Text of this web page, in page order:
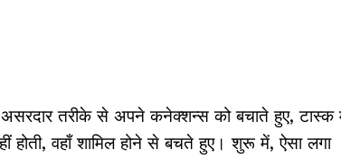
तरीके से अपने कनेक्शन्स को बचाते हुए, टास्क
वहाँ शामिल होने से बचते हुए। शुरू में, ऐसा लगा